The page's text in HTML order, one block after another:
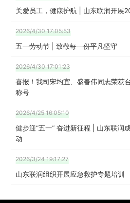
关爱员工，健康护航 | 山东联润开展
2026/4/30 17:05:53
五一劳动节 | 致敬每一份平凡坚守
2026/4/30 17:01:23
喜报！我司宋均宜、盛春伟同志荣获
称号
2026/4/25 16:05:10
健步迎“五一” 奋进新征程 | 山东联润成功举办十公里健步走活
动
2026/3/24 19:17:27
山东联润组织开展应急救护专题培训